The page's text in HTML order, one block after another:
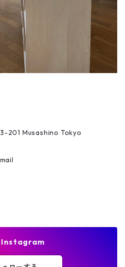
201 Musashino Tokyo
Instagram